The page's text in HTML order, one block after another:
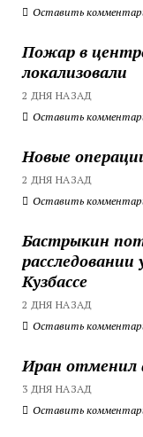
Оставить
Пожар в
локализовали
2 ДНЯ НАЗАД
Оставить
Новые
2 ДНЯ НАЗАД
Оставить
Бастрыкин
Кузбассе
2 ДНЯ НАЗАД
Оставить
Иран отменил
3 ДНЯ НАЗАД
Оставить